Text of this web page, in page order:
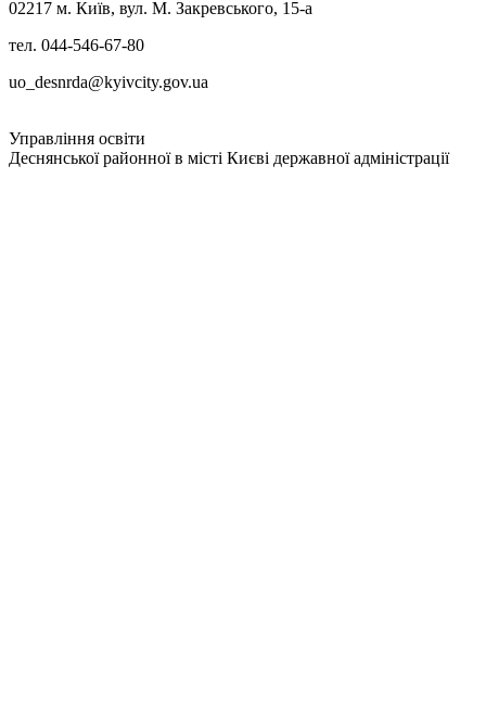
02217 м. Київ, вул. М. Закревського, 15-а
тел. 044-546-67-80
uo_desnrda@kyivcity.gov.ua
Управління освіти
Деснянської районної в місті Києві державної адміністрації